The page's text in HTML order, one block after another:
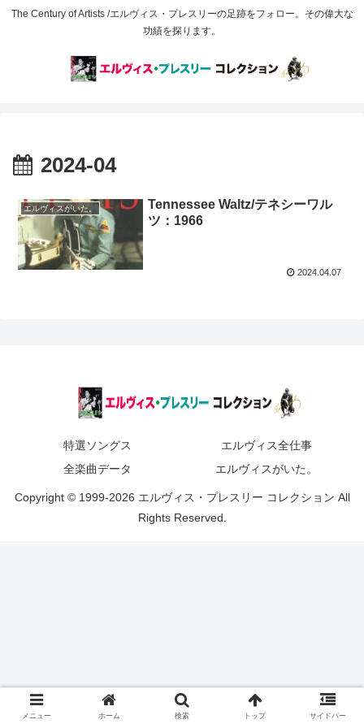
The Century of Artists /エルヴィス・プレスリーの足跡をフォロー。その偉大な
功績を探ります。
2024-04
エルヴィスがいた。
Tennessee Waltz/テネシーワル
ツ：1966
2024.04.07
特選ソングス
エルヴィス全仕事
全楽曲データ
エルヴィスがいた。
Copyright © 1999-2026 エルヴィス・プレスリー コレクション All
Rights Reserved.
メニュー ホーム 検索 トップ サイドバー